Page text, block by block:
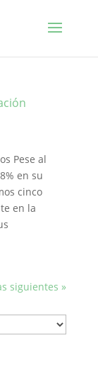
Pese al
en su
cinco
en la
siguientes »